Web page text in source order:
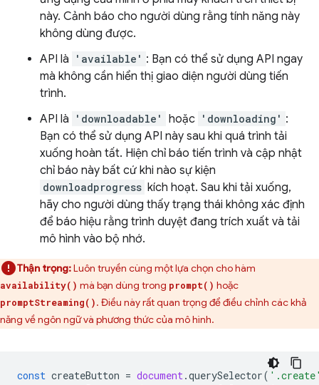
này. Cảnh báo cho người dùng rằng tính năng này
không dùng được.
API là
'available' : Bạn có thể sử dụng API ngay
mà không cần hiển thị giao diện người dùng tiến
trình.
API là
'downloadable' hoặc 'downloading' :
Bạn có thể sử dụng API này sau khi quá trình tải
xuống hoàn tất. Hiện chỉ báo tiến trình và cập nhật
chỉ báo này bất cứ khi nào sự kiện
downloadprogress kích hoạt. Sau khi tải xuống,
hãy cho người dùng thấy trạng thái không xác định
để báo hiệu rằng trình duyệt đang trích xuất và tải
mô hình vào bộ nhớ.
Thận trọng:Luôn truyền cùng một lựa chọn cho hàm
availability() mà bạn dùng trong prompt() hoặc
promptStreaming(). Điều này rất quan trọng để điều chỉnh các khả
năng về ngôn ngữ và phương thức của mô hình.
const createButton = document.querySelector(